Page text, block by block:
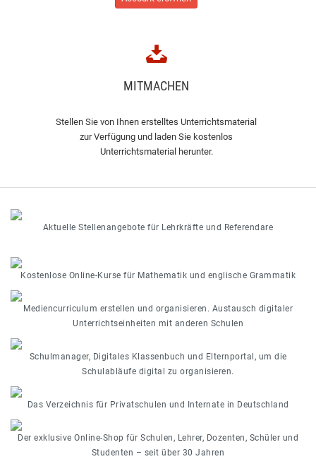
MITMACHEN
Stellen Sie von Ihnen erstelltes Unterrichtsmaterial
zur Verfügung und laden Sie kostenlos
Unterrichtsmaterial herunter.
Aktuelle Stellenangebote für Lehrkräfte und Referendare
Kostenlose Online-Kurse für Mathematik und englische Grammatik
Mediencurriculum erstellen und organisieren. Austausch digitaler
Unterrichtseinheiten mit anderen Schulen
Schulmanager, Digitales Klassenbuch und Elternportal, um die
Schulabläufe digital zu organisieren.
Das Verzeichnis für Privatschulen und Internate in Deutschland
Der exklusive Online-Shop für Schulen, Lehrer, Dozenten, Schüler und
Studenten – seit über 30 Jahren